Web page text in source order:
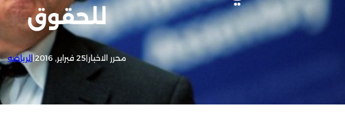
للحقوق
محرر الاخبار|25 فبراير, 2016 |الرياضه